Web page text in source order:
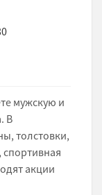
мужскую и
В
толстовки,
акции